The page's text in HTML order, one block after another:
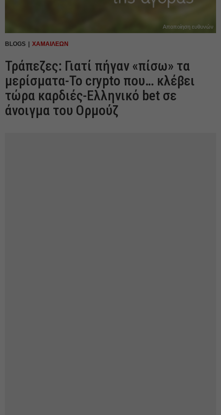
Αποποίηση ευθυνών
BLOGS ΧΑΜΑΙΛΕΩΝ
Τράπεζες: Γιατί πήγαν «πίσω» τα
μερίσματα-Το crypto που… κλέβει
τώρα καρδιές-Ελληνικό bet σε
άνοιγμα του Ορμούζ